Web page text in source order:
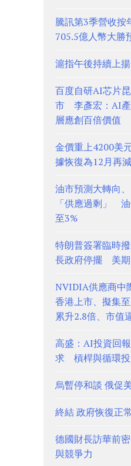
騰訊第3季營收
705.5億人幣大勝
滬指午後持續上
百度自研AI芯片
市 李彥宏：AI產
層應創百倍價值
金價重上4200美
據恢復為12月再
油市預測大轉向
「供應過剩」
至3%
特朗普簽署臨時
長政府停擺 美
NVIDIA供應商中
香港上市、擬集
累升2.8倍、市值
高盛：AI投資回
求 槓桿與循環投
烏暫停和談 俄促
終結 政府恢復正
德國財長訪華前
與競爭力